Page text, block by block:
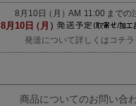
発送について詳しくはコチ
商品についてのお問い合